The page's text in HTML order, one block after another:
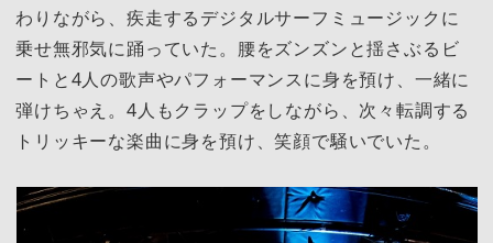
わりながら、疾走するデジタルサーフミュージックに
乗せ無邪気に踊っていた。腰をズンズンと揺さぶるビ
ートと4人の歌声やパフォーマンスに身を預け、一緒に
弾けちゃえ。4人もクラップをしながら、次々転調する
トリッキーな楽曲に身を預け、笑顔で騒いでいた。